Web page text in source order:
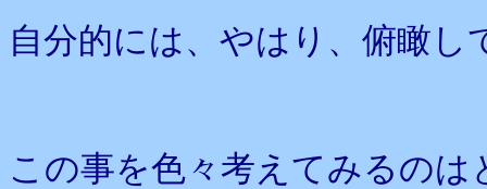
自分的には、やはり、俯瞰
この事を色々考えてみるの